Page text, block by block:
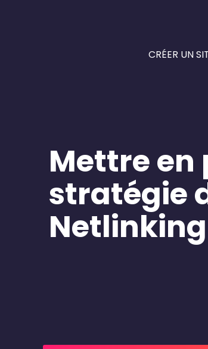
CRÉER UN
Mettre en
stratégie
Netlinking